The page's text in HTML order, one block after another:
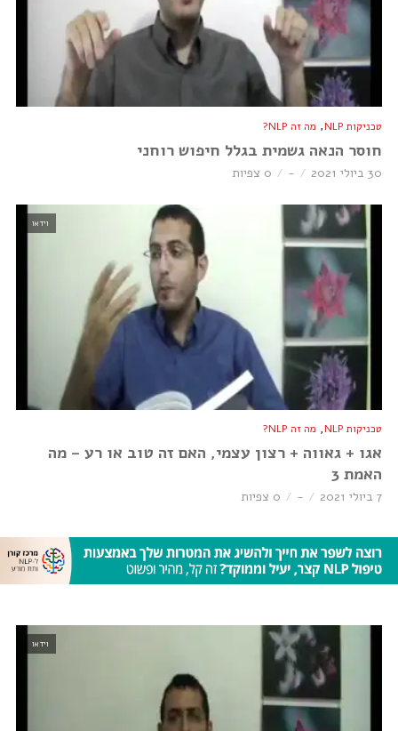
טכניקות NLP , מה זה NLP?
חוסר הנאה גשמית בגלל חיפוש רוחני
30 ביולי 2021 - 0 צפיות
וידאו
טכניקות NLP , מה זה NLP?
אגו + גאווה + רצון עצמי, האם זה טוב או רע – מה
האמת 3
7 ביולי 2021 - 0 צפיות
וידאו